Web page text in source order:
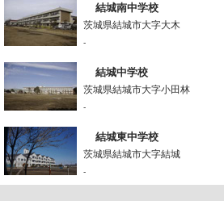
結城南中学校
茨城県結城市大字大木
-
結城中学校
茨城県結城市大字小田林
-
結城東中学校
茨城県結城市大字結城
-